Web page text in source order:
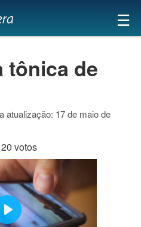
×
☰
tônica de
atualização: 17 de maio de
20 votos
Play